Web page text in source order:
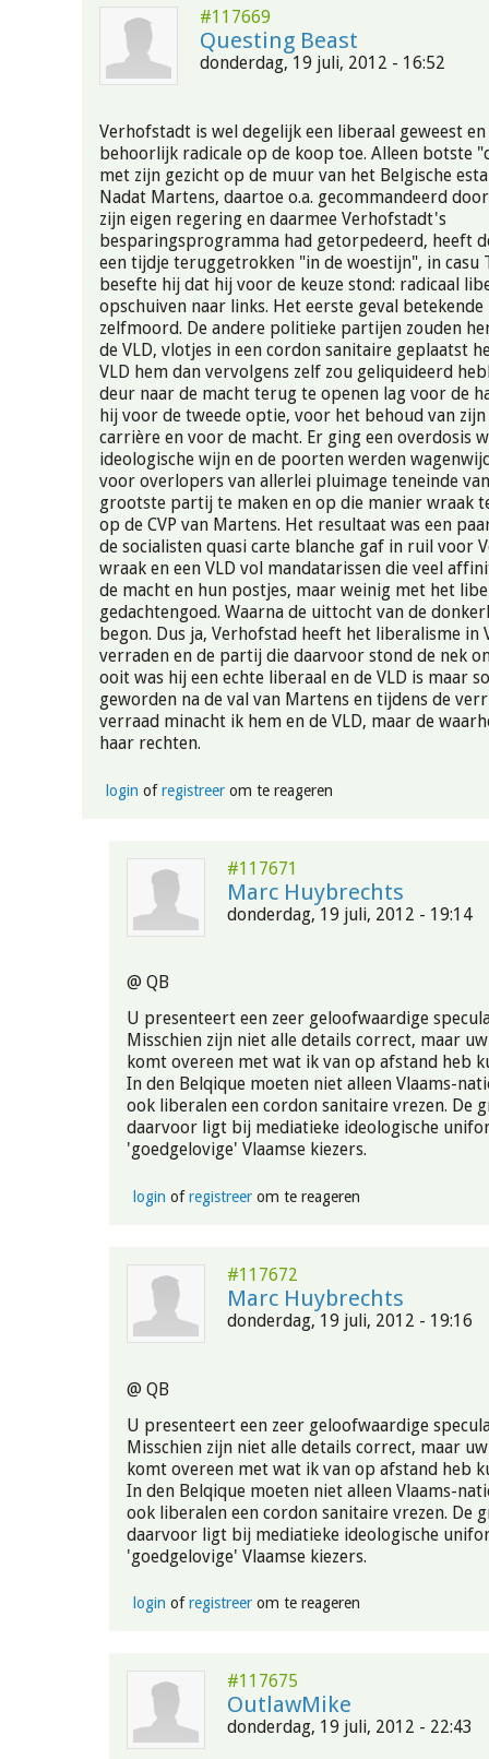
#117669
Questing Beast
donderdag, 19 juli, 2012 - 16:52
Verhofstadt is wel degelijk een liberaal geweest
behoorlijk radicale op de koop toe. Alleen botste
met zijn gezicht op de muur van het Belgische
Nadat Martens, daartoe o.a. gecommandeerd
zijn eigen regering en daarmee Verhofstadt's
besparingsprogramma had getorpedeerd, heeft
een tijdje teruggetrokken "in de woestijn", in casu
besefte hij dat hij voor de keuze stond: radicaal
opschuiven naar links. Het eerste geval
zelfmoord. De andere politieke partijen zouden
de VLD, vlotjes in een cordon sanitaire geplaatst
VLD hem dan vervolgens zelf zou geliquideerd
deur naar de macht terug te openen lag voor de
hij voor de tweede optie, voor het behoud van
carrière en voor de macht. Er ging een overdosis
ideologische wijn en de poorten werden
voor overlopers van allerlei pluimage teneinde
grootste partij te maken en op die manier wraak
op de CVP van Martens. Het resultaat was een
de socialisten quasi carte blanche gaf in ruil voor
wraak en een VLD vol mandatarissen die veel
de macht en hun postjes, maar weinig met het
gedachtengoed. Waarna de uittocht van de
begon. Dus ja, Verhofstad heeft het liberalisme in
verraden en de partij die daarvoor stond de nek
ooit was hij een echte liberaal en de VLD is maar
geworden na de val van Martens en tijdens de
verraad minacht ik hem en de VLD, maar de
haar rechten.
login ofregistreerom te reageren
#117671
Marc Huybrechts
donderdag, 19 juli, 2012 - 19:14
@ QB
U presenteert een zeer geloofwaardige
Misschien zijn niet alle details correct, maar
komt overeen met wat ik van op afstand heb
In den Belqique moeten niet alleen Vlaams-
ook liberalen een cordon sanitaire vrezen. De
daarvoor ligt bij mediatieke ideologische
'goedgelovige' Vlaamse kiezers.
login ofregistreerom te reageren
#117672
Marc Huybrechts
donderdag, 19 juli, 2012 - 19:16
@ QB
U presenteert een zeer geloofwaardige
Misschien zijn niet alle details correct, maar
komt overeen met wat ik van op afstand heb
In den Belqique moeten niet alleen Vlaams-
ook liberalen een cordon sanitaire vrezen. De
daarvoor ligt bij mediatieke ideologische
'goedgelovige' Vlaamse kiezers.
login ofregistreerom te reageren
#117675
OutlawMike
donderdag, 19 juli, 2012 - 22:43